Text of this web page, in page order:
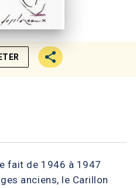
fait de 1946 à 1947
anciens, le Carillon